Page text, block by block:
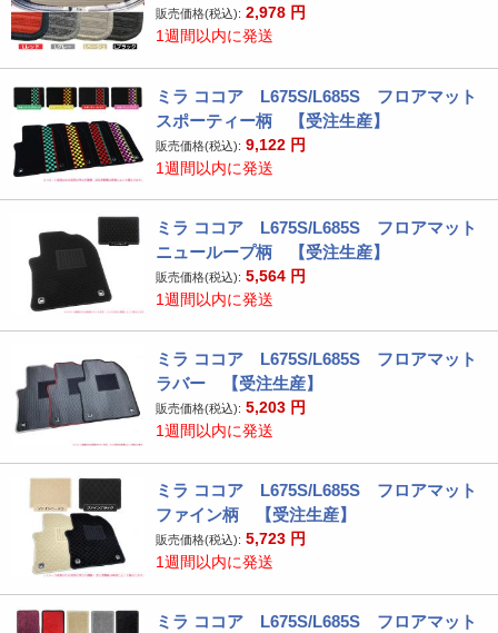
販売価格(税込): 2,978 円
1週間以内に発送
ミラ ココア L675S/L685S フロアマット
スポーティー柄 【受注生産】
販売価格(税込): 9,122 円
1週間以内に発送
ミラ ココア L675S/L685S フロアマット
ニューループ柄 【受注生産】
販売価格(税込): 5,564 円
1週間以内に発送
ミラ ココア L675S/L685S フロアマット
ラバー 【受注生産】
販売価格(税込): 5,203 円
1週間以内に発送
ミラ ココア L675S/L685S フロアマット
ファイン柄 【受注生産】
販売価格(税込): 5,723 円
1週間以内に発送
ミラ ココア L675S/L685S フロアマット